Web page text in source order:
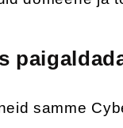
samme